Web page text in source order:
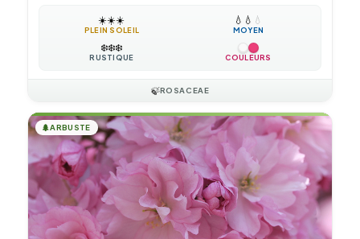
☀️☀️☀️
PLEIN SOLEIL
💧 💧 💧
MOYEN
❄️❄️❄️
RUSTIQUE COULEURS
🍃ROSACEAE
🌲ARBUSTE